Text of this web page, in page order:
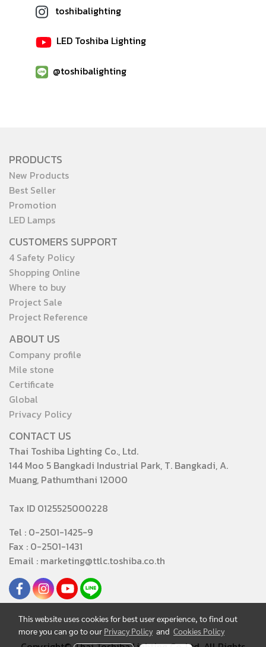
toshibalighting
LED Toshiba Lighting
@toshibalighting
PRODUCTS
New Products
Best Seller
Promotion
LED Lamps
CUSTOMERS SUPPORT
4 Safety Policy
Shopping Online
Where to buy
Project Sale
Project Reference
ABOUT US
Company profile
Mile stone
Certificate
Global
Privacy Policy
CONTACT US
Thai Toshiba Lighting Co., Ltd.
144 Moo 5 Bangkadi Industrial Park, T. Bangkadi, A.
Muang, Pathumthani 12000
Tax ID 0125525000228
Tel : 0-2501-1425-9
Fax : 0-2501-1431
Email : marketing@ttlc.toshiba.co.th
This website uses cookies for best user experience, to find out
more you can go to our Privacy Policy and Cookies Policy